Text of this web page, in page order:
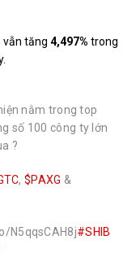
vẫn tăng4,497% trong
nằm trong top
số 100 công ty lớn
?
,$PAXG &
N5qqsCAH8j#SHIB